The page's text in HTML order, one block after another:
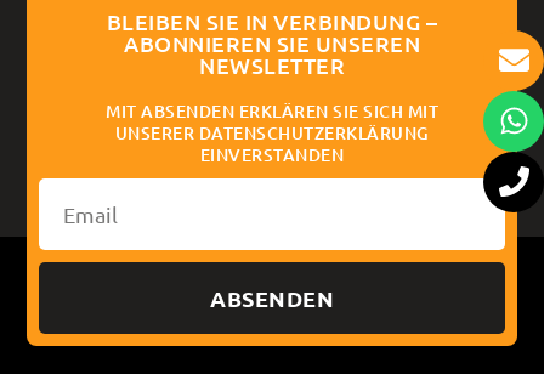
BLEIBEN SIE IN VERBINDUNG –
ABONNIEREN SIE UNSEREN
NEWSLETTER
MIT ABSENDEN ERKLÄREN SIE SICH MIT
UNSERER DATENSCHUTZERKLÄRUNG
EINVERSTANDEN
ABSENDEN